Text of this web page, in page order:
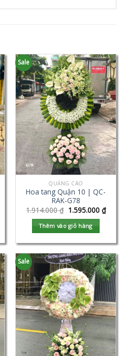
Sale
QUẢNG CÁO
Hoa tang Quận 10 | QC-
RAK-G78
1.914.000₫ 1.595.000 ₫
Thêm vào giỏ hàng
Sale